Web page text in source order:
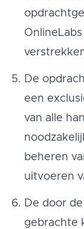
De
een
van alle
beheren
uitvoeren
De door
gebrachte